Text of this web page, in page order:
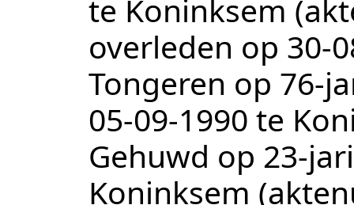
te Koninksem
overleden op
Tongeren op 76-
05‑09‑1990 te
Gehuwd op 23-
Koninksem